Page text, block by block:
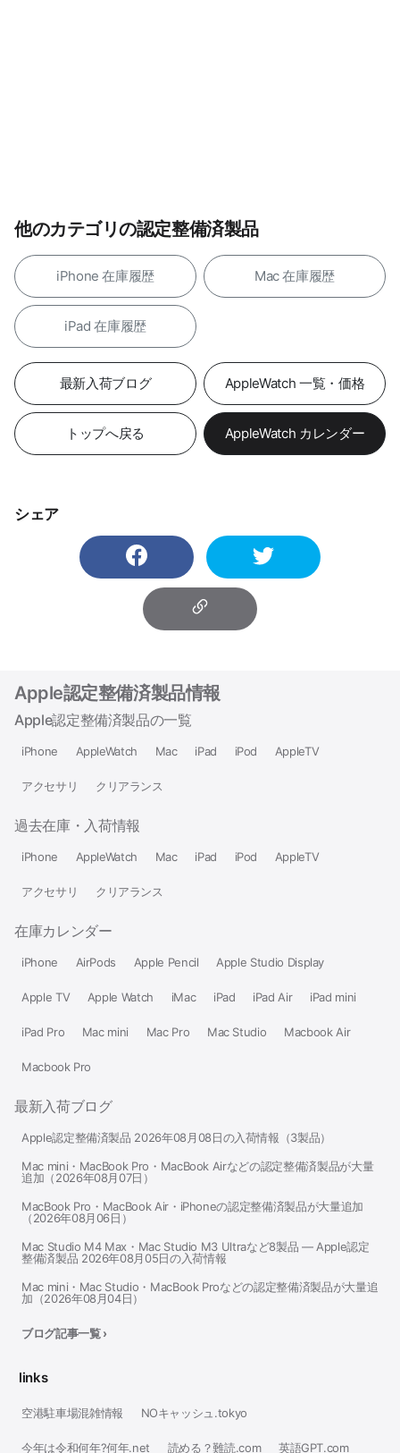
他のカテゴリの認定整備済製品
iPhone 在庫履歴 Mac 在庫履歴
iPad 在庫履歴
最新入荷ブログ AppleWatch 一覧・価格
トップへ戻る AppleWatch カレンダー
シェア
Apple認定整備済製品情報
Apple認定整備済製品の一覧
iPhone AppleWatch Mac iPad iPod AppleTV
アクセサリ クリアランス
過去在庫・入荷情報
iPhone AppleWatch Mac iPad iPod AppleTV
アクセサリ クリアランス
在庫カレンダー
iPhone AirPods Apple Pencil Apple Studio Display
Apple TV Apple Watch iMac iPad iPad Air iPad mini
iPad Pro Mac mini Mac Pro Mac Studio Macbook Air
Macbook Pro
最新入荷ブログ
Apple認定整備済製品 2026年08月08日の入荷情報（3製品）
Mac mini・MacBook Pro・MacBook Airなどの認定整備済製品が大量
追加（2026年08月07日）
MacBook Pro・MacBook Air・iPhoneの認定整備済製品が大量追加
（2026年08月06日）
Mac Studio M4 Max・Mac Studio M3 Ultraなど8製品 — Apple認定
整備済製品 2026年08月05日の入荷情報
Mac mini・Mac Studio・MacBook Proなどの認定整備済製品が大量追
加（2026年08月04日）
ブログ記事一覧 ›
links
空港駐車場混雑情報 NOキャッシュ.tokyo
今年は令和何年?何年.net 読める？難読.com 英語GPT.com